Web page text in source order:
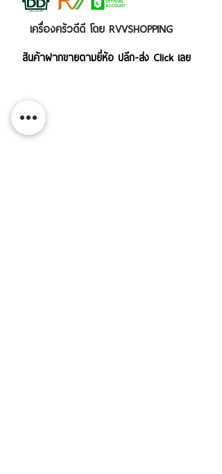
เครื่องครัวดีดี โดย RVVSHOPPING
สินค้าฝากขายตามยี่ห้อ ปลีก-ส่ง Click เลย